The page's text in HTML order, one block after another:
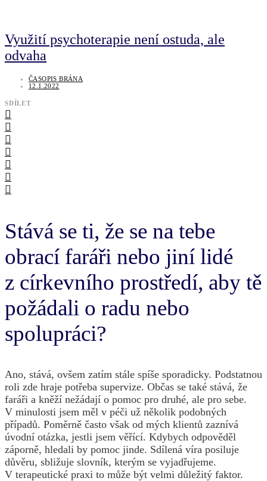
Využití psychoterapie není ostuda, ale
odvaha
ČASOPIS BRÁNA
12.1.2022
SDÍLET
Stává se ti, že se na tebe
obrací faráři nebo jiní lidé
z církevního prostředí, aby tě
požádali o radu nebo
spolupráci?
Ano, stává, ovšem zatím stále spíše sporadicky. Podstatnou
roli zde hraje potřeba supervize. Občas se také stává, že
faráři a kněží nežádají o pomoc pro druhé, ale pro sebe.
V minulosti jsem měl v péči už několik podobných
případů. Poměrně často však od mých klientů zaznívá
úvodní otázka, jestli jsem věřící. Kdybych odpověděl
záporně, hledali by pomoc jinde. Sdílená víra posiluje
důvěru, sbližuje slovník, kterým se vyjadřujeme.
V terapeutické praxi to může být velmi důležitý faktor.